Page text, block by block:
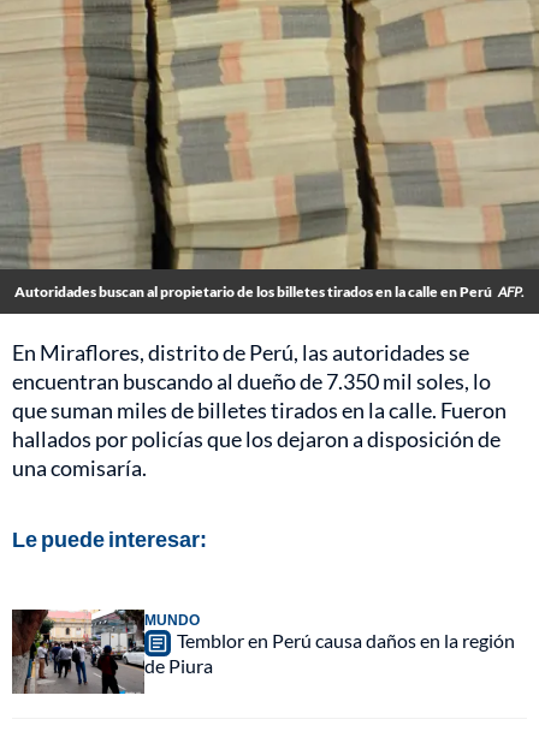
Autoridades buscan al propietario de los billetes tirados en la calle en Perú AFP.
En Miraflores, distrito de Perú, las autoridades se
encuentran buscando al dueño de 7.350 mil soles, lo
que suman miles de billetes tirados en la calle. Fueron
hallados por policías que los dejaron a disposición de
una comisaría.
Le puede interesar:
MUNDO
Temblor en Perú causa daños en la región
de Piura